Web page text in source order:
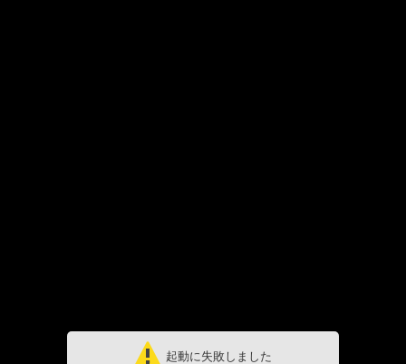
起動に失敗しました